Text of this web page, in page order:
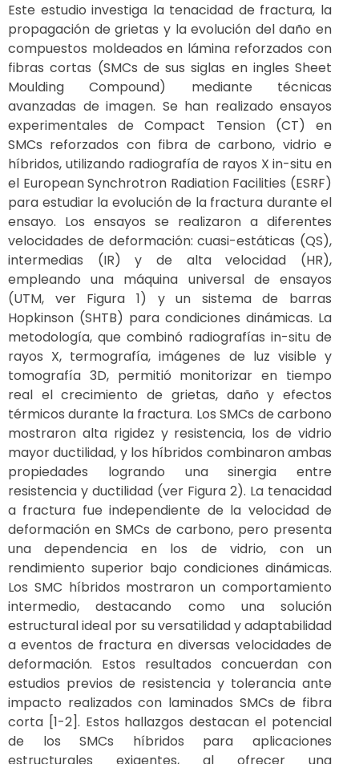
Este estudio investiga la tenacidad de fractura, la
propagación de grietas y la evolución del daño en
compuestos moldeados en lámina reforzados con
fibras cortas (SMCs de sus siglas en ingles Sheet
Moulding Compound) mediante técnicas
avanzadas de imagen. Se han realizado ensayos
experimentales de Compact Tension (CT) en
SMCs reforzados con fibra de carbono, vidrio e
híbridos, utilizando radiografía de rayos X in-situ en
el European Synchrotron Radiation Facilities (ESRF)
para estudiar la evolución de la fractura durante el
ensayo. Los ensayos se realizaron a diferentes
velocidades de deformación: cuasi-estáticas (QS),
intermedias (IR) y de alta velocidad (HR),
empleando una máquina universal de ensayos
(UTM, ver Figura 1) y un sistema de barras
Hopkinson (SHTB) para condiciones dinámicas. La
metodología, que combinó radiografías in-situ de
rayos X, termografía, imágenes de luz visible y
tomografía 3D, permitió monitorizar en tiempo
real el crecimiento de grietas, daño y efectos
térmicos durante la fractura. Los SMCs de carbono
mostraron alta rigidez y resistencia, los de vidrio
mayor ductilidad, y los híbridos combinaron ambas
propiedades logrando una sinergia entre
resistencia y ductilidad (ver Figura 2). La tenacidad
a fractura fue independiente de la velocidad de
deformación en SMCs de carbono, pero presenta
una dependencia en los de vidrio, con un
rendimiento superior bajo condiciones dinámicas.
Los SMC híbridos mostraron un comportamiento
intermedio, destacando como una solución
estructural ideal por su versatilidad y adaptabilidad
a eventos de fractura en diversas velocidades de
deformación. Estos resultados concuerdan con
estudios previos de resistencia y tolerancia ante
impacto realizados con laminados SMCs de fibra
corta [1-2]. Estos hallazgos destacan el potencial
de los SMCs híbridos para aplicaciones